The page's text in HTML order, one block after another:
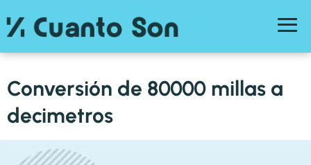
Conversión de 80000 millas a
decimetros